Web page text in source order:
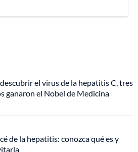
el virus de la hepatitis C, tres
ganaron el Nobel de Medicina
de la hepatitis: conozca qué es y